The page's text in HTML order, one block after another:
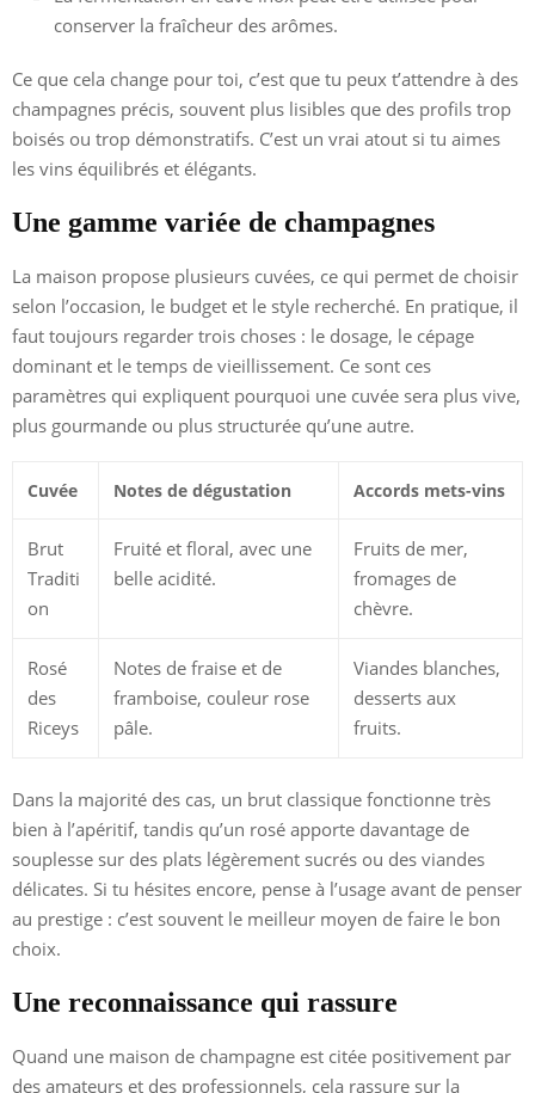
conserver la fraîcheur des arômes.
Ce que cela change pour toi, c’est que tu peux t’attendre à des
champagnes précis, souvent plus lisibles que des profils trop
boisés ou trop démonstratifs. C’est un vrai atout si tu aimes
les vins équilibrés et élégants.
Une gamme variée de champagnes
La maison propose plusieurs cuvées, ce qui permet de choisir
selon l’occasion, le budget et le style recherché. En pratique, il
faut toujours regarder trois choses : le dosage, le cépage
dominant et le temps de vieillissement. Ce sont ces
paramètres qui expliquent pourquoi une cuvée sera plus vive,
plus gourmande ou plus structurée qu’une autre.
Cuvée Notes de dégustation Accords mets-vins
Brut
Traditi
on
Fruité et floral, avec une
belle acidité.
Fruits de mer,
fromages de
chèvre.
Rosé
des
Riceys
Notes de fraise et de
framboise, couleur rose
pâle.
Viandes blanches,
desserts aux
fruits.
Dans la majorité des cas, un brut classique fonctionne très
bien à l’apéritif, tandis qu’un rosé apporte davantage de
souplesse sur des plats légèrement sucrés ou des viandes
délicates. Si tu hésites encore, pense à l’usage avant de penser
au prestige : c’est souvent le meilleur moyen de faire le bon
choix.
Une reconnaissance qui rassure
Quand une maison de champagne est citée positivement par
des amateurs et des professionnels, cela rassure sur la